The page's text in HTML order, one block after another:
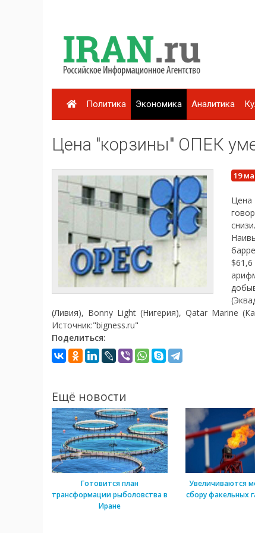
Политика Экономика Аналитика
Цена "корзины" ОПЕК
19
(Ливия), Bonny Light (Нигерия), Qatar Marine
Источник:"bigness.ru"
Поделиться:
Ещё новости
Готовится план
трансформации рыболовства в
Иране
Увеличиваются
сбору факельных